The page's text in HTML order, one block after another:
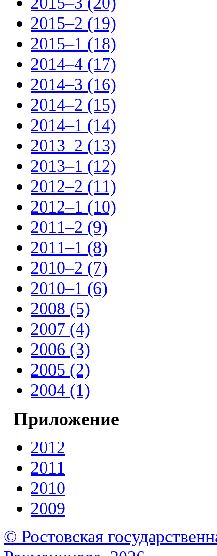
2015–2 (19)
2015–1 (18)
2014–4 (17)
2014–3 (16)
2014–2 (15)
2014–1 (14)
2013–2 (13)
2013–1 (12)
2012–2 (11)
2012–1 (10)
2011–2 (9)
2011–1 (8)
2010–2 (7)
2010–1 (6)
2008 (5)
2007 (4)
2006 (3)
2005 (2)
2004 (1)
Приложение
2012
2011
2010
2009
© Ростовская